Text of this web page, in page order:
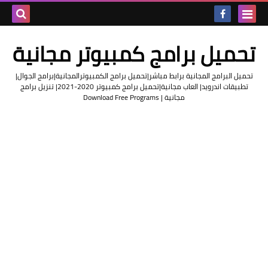
المدونة
تحميل برامج كمبيوتر مجانية
تحميل البرامج المجانية برابط مباشر|تحميل برامج الكمبيوترالمجانية|برامج الجوال|
تطبيقات اندرويد| العاب مجانية|تحميل برامج كمبيوتر 2020-2021| تنزيل برامج
مجانية | Download Free Programs